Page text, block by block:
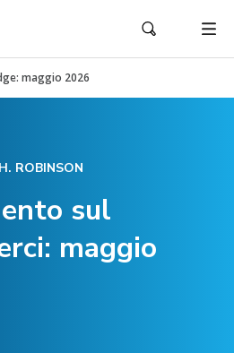
maggio 2026
ROBINSON
sul
maggio